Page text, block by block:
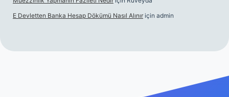
E Devletten Banka Hesap Dökümü Nasıl Alınır için admin